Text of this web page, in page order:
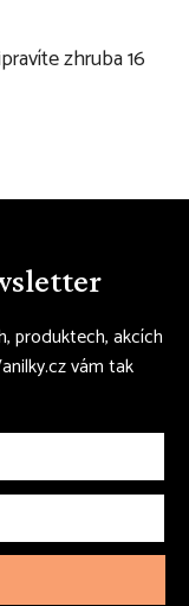
zhruba 16
produktech, akcích
vám tak